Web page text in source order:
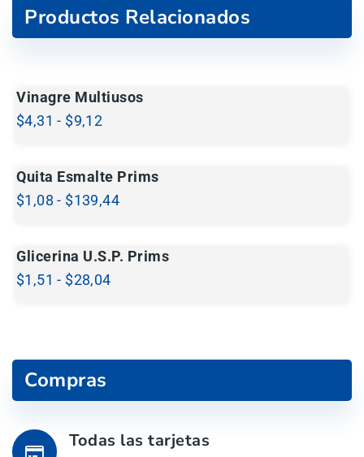
Productos Relacionados
Vinagre Multiusos
$4,31 - $9,12
Quita Esmalte Prims
$1,08 - $139,44
Glicerina U.S.P. Prims
$1,51 - $28,04
Compras
Todas las tarjetas